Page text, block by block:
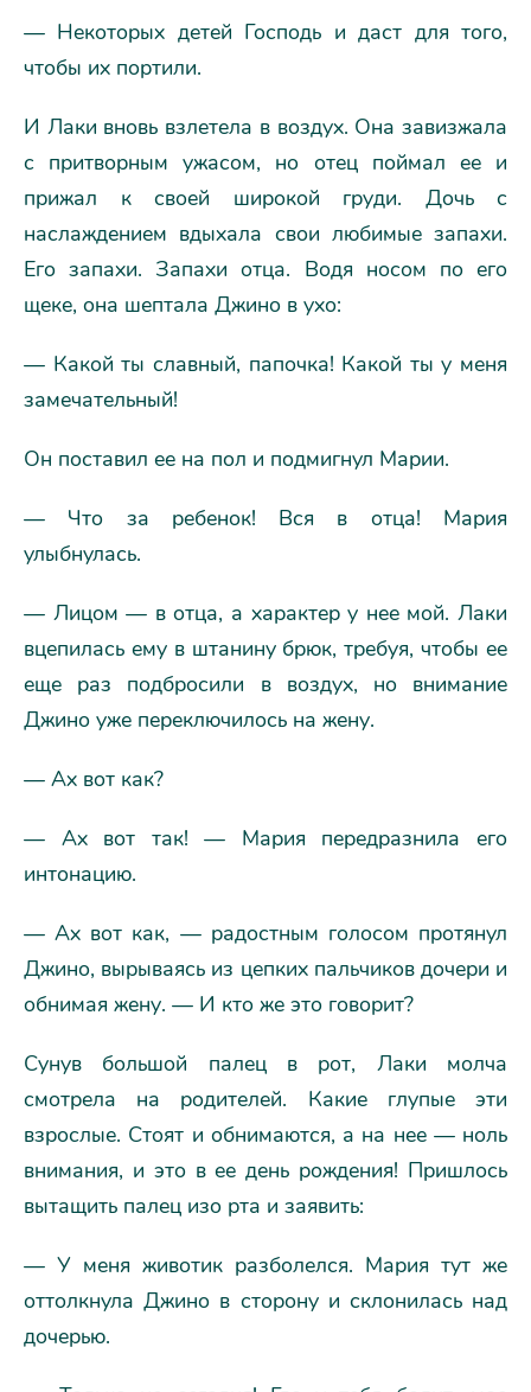
— Некоторых детей Господь и даст для того,
чтобы их портили.
И Лаки вновь взлетела в воздух. Она завизжала
с притворным ужасом, но отец поймал ее и
прижал к своей широкой груди. Дочь с
наслаждением вдыхала свои любимые запахи.
Его запахи. Запахи отца. Водя носом по его
щеке, она шептала Джино в ухо:
— Какой ты славный, папочка! Какой ты у меня
замечательный!
Он поставил ее на пол и подмигнул Марии.
— Что за ребенок! Вся в отца! Мария
улыбнулась.
— Лицом — в отца, а характер у нее мой. Лаки
вцепилась ему в штанину брюк, требуя, чтобы ее
еще раз подбросили в воздух, но внимание
Джино уже переключилось на жену.
— Ах вот как?
— Ах вот так! — Мария передразнила его
интонацию.
— Ах вот как, — радостным голосом протянул
Джино, вырываясь из цепких пальчиков дочери и
обнимая жену. — И кто же это говорит?
Сунув большой палец в рот, Лаки молча
смотрела на родителей. Какие глупые эти
взрослые. Стоят и обнимаются, а на нее — ноль
внимания, и это в ее день рождения! Пришлось
вытащить палец изо рта и заявить:
— У меня животик разболелся. Мария тут же
оттолкнула Джино в сторону и склонилась над
дочерью.